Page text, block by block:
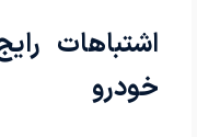
اشتباهات
خودرو